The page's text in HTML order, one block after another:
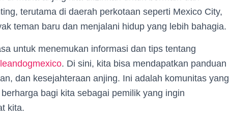
terutama di daerah perkotaan seperti Mexico City,
teman baru dan menjalani hidup yang lebih bahagia.
untuk menemukan informasi dan tips tentang
. Di sini, kita bisa mendapatkan panduan
dan kesejahteraan anjing. Ini adalah komunitas yang
bagi kita sebagai pemilik yang ingin
kita.